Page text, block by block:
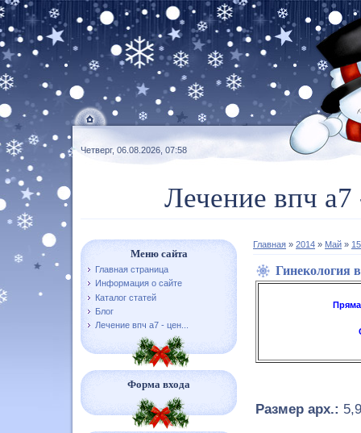
Четверг, 06.08.2026, 07:58
Лечение впч
Меню сайта
Главная страница
Информация о сайте
Каталог статей
Блог
Лечение впч а7 - цен...
Форма входа
Главная » 2014 » Май » 15
Гинекология
Размер арх.: